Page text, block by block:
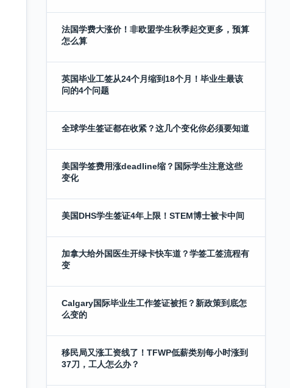
法国学费大涨价！非欧盟学生秋季起交更多，预算
怎么算
英国毕业工签从24个月缩到18个月！毕业生最该
问的4个问题
全球学生签证都在收紧？这几个变化你必须要知道
美国学签费用涨deadline缩？国际学生注意这些
变化
美国DHS学生签证4年上限！STEM博士被卡中间
加拿大给外国医生开绿卡快车道？学签工签流程有
变
Calgary国际毕业生工作签证被拒？新政策到底怎
么变的
移民局又涨工资线了！TFWP低薪类别每小时涨到
37刀，工人怎么办？